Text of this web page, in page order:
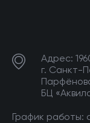
Адрес:
г. Санкт-
БЦ
График работы: